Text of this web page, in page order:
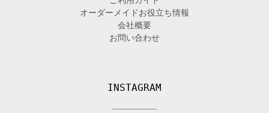
オーダーメイドお役立ち情報
会社概要
お問い合わせ
INSTAGRAM